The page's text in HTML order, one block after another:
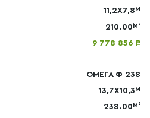
11,2Х7,8 М
210.00М²
9 778 856 ₽
ОМЕГА Ф 238
13,7Х10,3М
238.00М²